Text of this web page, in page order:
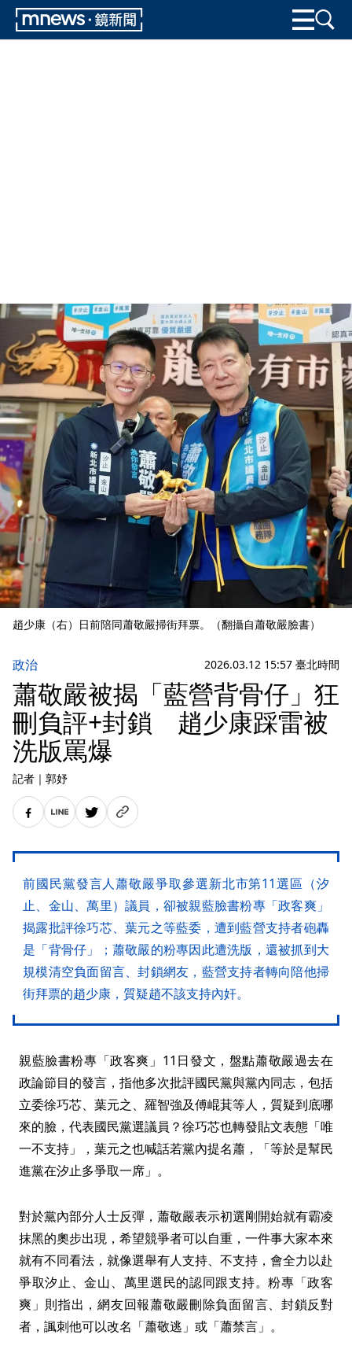
趙少康（右）日前陪同蕭敬嚴掃街拜票。（翻攝自蕭敬嚴臉書）
政治 2026.03.12 15:57 臺北時間
蕭敬嚴被揭「藍營背骨仔」狂
刪負評+封鎖 趙少康踩雷被
洗版罵爆
記者 ｜ 郭妤
前國民黨發言人蕭敬嚴爭取參選新北市第11選區（汐
止、金山、萬里）議員，卻被親藍臉書粉專「政客爽」
揭露批評徐巧芯、葉元之等藍委，遭到藍營支持者砲轟
是「背骨仔」；蕭敬嚴的粉專因此遭洗版，還被抓到大
規模清空負面留言、封鎖網友，藍營支持者轉向陪他掃
街拜票的趙少康，質疑趙不該支持內奸。
親藍臉書粉專「政客爽」11日發文，盤點蕭敬嚴過去在
政論節目的發言，指他多次批評國民黨與黨內同志，包括
立委徐巧芯、葉元之、羅智強及傅崐萁等人，質疑到底哪
來的臉，代表國民黨選議員？徐巧芯也轉發貼文表態「唯
一不支持」，葉元之也喊話若黨內提名蕭，「等於是幫民
進黨在汐止多爭取一席」。
對於黨內部分人士反彈，蕭敬嚴表示初選剛開始就有霸凌
抹黑的奧步出現，希望競爭者可以自重，一件事大家本來
就有不同看法，就像選舉有人支持、不支持，會全力以赴
爭取汐止、金山、萬里選民的認同跟支持。粉專「政客
爽」則指出，網友回報蕭敬嚴刪除負面留言、封鎖反對
者，諷刺他可以改名「蕭敬逃」或「蕭禁言」。